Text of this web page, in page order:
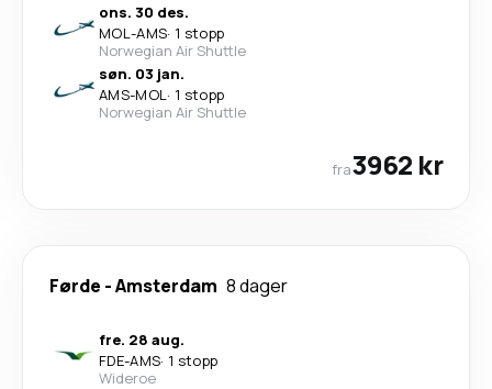
ons. 30 des.
MOL-AMS· 1 stopp
Norwegian Air Shuttle
søn. 03 jan.
AMS-MOL· 1 stopp
Norwegian Air Shuttle
fra3962 kr
Førde -Amsterdam 8 dager
fre. 28 aug.
FDE-AMS· 1 stopp
Wideroe